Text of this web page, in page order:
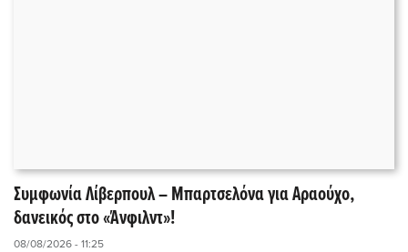
Συμφωνία Λίβερπουλ – Μπαρτσελόνα για Αραούχο,
δανεικός στο «Άνφιλντ»!
08/08/2026 - 11:25